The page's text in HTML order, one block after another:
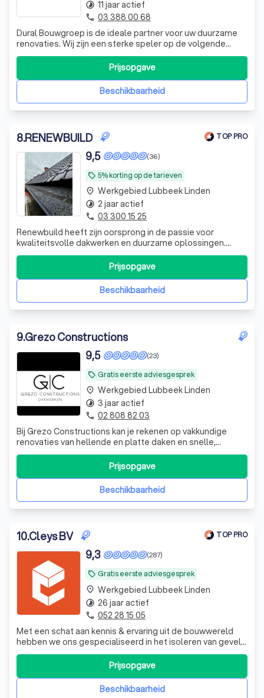
Dural Bouwgroep is de ideale partner voor uw duurzame
renovaties. Wij zijn een sterke speler op de volgende
terreinen: hellende daken, platte daken en zonnepanelen.
Onze aanpak en expertise gaan ver en wij hebben meer
dan 25 jaar ervaring in huis. Als uw duurzame partner
zorgen wij er voor dat uw dBeschikbaarheid
Prijsopgave
timelapse 11 jaar actief
phone 03 388 00 68
8.RENEWBUILD TOP PRO
local_offer 5% korting op de tarieven
(36)
9,5
Renewbuild heeft zijn oorsprong in de passie voor
kwaliteitsvolle dakwerken en duurzame oplossingen.
Sinds de oprichting hebben we ons ontwikkeld tot een
betrouwbare speler in de bouwsector, met een focus op
zowel nieuwbouw als renovatie. Met jarenlange ervaring
en expertise hebben we talloze succes
Beschikbaarheid
Prijsopgave
place Werkgebied Lubbeek Linden
timelapse 2 jaar actief
phone 03 300 15 25
9.Grezo Constructions
local_offer Gratis eerste adviesgesprek
(23)
9,5
Bij Grezo Constructions kan je rekenen op vakkundige
renovaties van hellende en platte daken en snelle,
betrouwbare dakherstellingen.
Beschikbaarheid
Prijsopgave
place Werkgebied Lubbeek Linden
timelapse 3 jaar actief
phone 02 808 82 03
10.Cleys BV TOP PRO
local_offer Gratis eerste adviesgesprek
(287)
9,3
Met een schat aan kennis & ervaring uit de bouwwereld
hebben we ons gespecialiseerd in het isoleren van gevels,
daken, vernieuwen van ramen & deuren +
Beschikbaarheid
Prijsopgave
place Werkgebied Lubbeek Linden
timelapse 26 jaar actief
phone 052 28 15 05